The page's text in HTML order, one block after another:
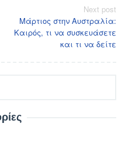
Next post
Μάρτιος στην Αυστραλία:
Καιρός, τι να συσκευάσετε
και τι να δείτε